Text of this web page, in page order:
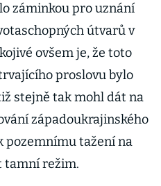
záminkou pro uznání
útvarů v
ovšem je, že toto
proslovu bylo
stejně tak mohl dát na
západoukrajinského
pozemnímu tažení na
tamní režim.